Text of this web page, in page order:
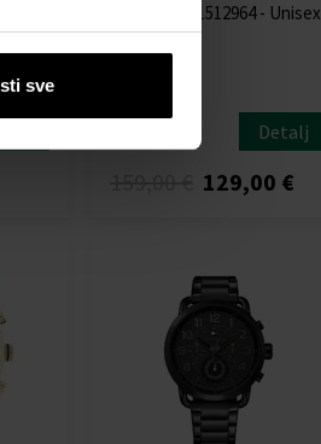
sve
Hugo Boss 1512964 - Unisex
sat
Sat - Unisex
Detalj
129,00 €